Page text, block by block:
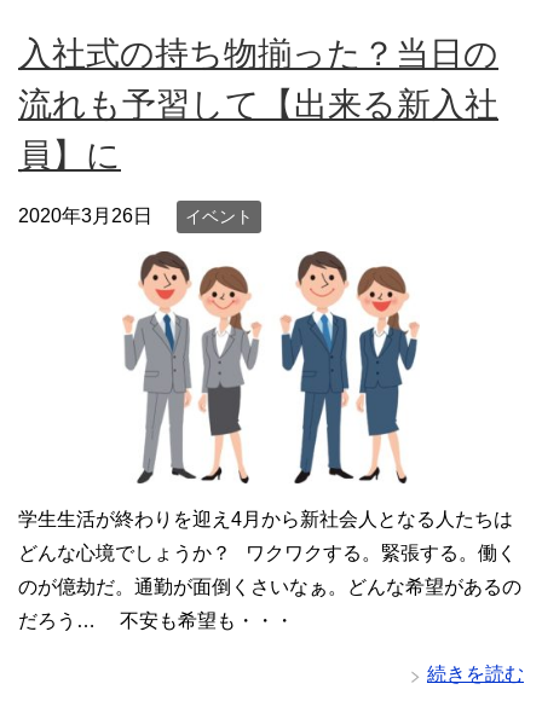
入社式の持ち物揃った？当日の
流れも予習して【出来る新入社
員】に
2020年3月26日 イベント
学生生活が終わりを迎え4月から新社会人となる人たちは
どんな心境でしょうか？ ワクワクする。緊張する。働く
のが億劫だ。通勤が面倒くさいなぁ。どんな希望があるの
だろう… 不安も希望も・・・
続きを読む